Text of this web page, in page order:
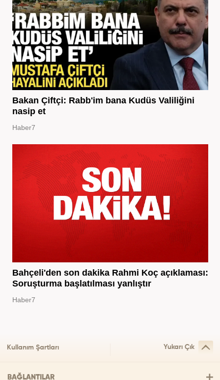
Bakan Çiftçi: Rabb'im bana Kudüs Valiliğini
nasip et
Haber7
Bahçeli'den son dakika Rahmi Koç açıklaması:
Soruşturma başlatılması yanlıştır
Haber7
Kullanım Şartları Yukarı Çık
BAĞLANTILAR